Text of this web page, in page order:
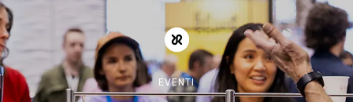
EVENTI